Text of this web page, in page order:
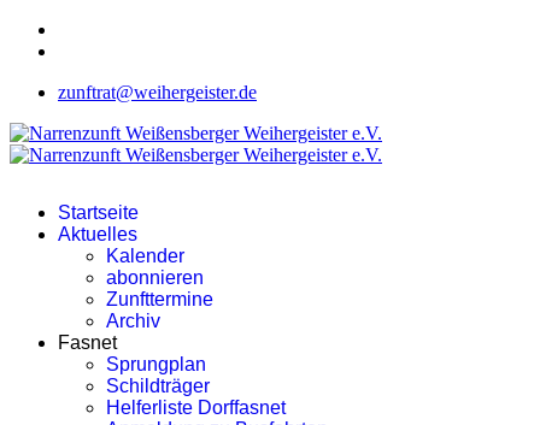
zunftrat@weihergeister.de
Startseite
Aktuelles
Kalender
abonnieren
Zunfttermine
Archiv
Fasnet
Sprungplan
Schildträger
Helferliste Dorffasnet